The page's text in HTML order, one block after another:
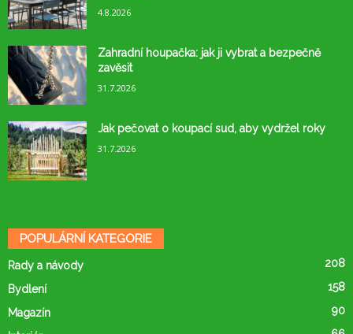
4.8.2026
Zahradní houpačka: jak ji vybrat a bezpečně
zavěsit
31.7.2026
Jak pečovat o koupací sud, aby vydržel roky
31.7.2026
POPULÁRNÍ KATEGORIE
Rady a návody 208
Bydlení 158
Magazín 90